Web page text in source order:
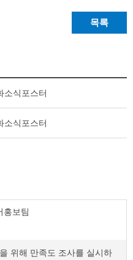
목록
소식포스터
소식포스터
홍보팀
위해 만족도 조사를 실시하